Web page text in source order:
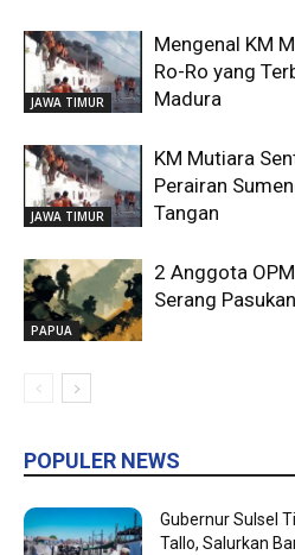
JAWA TIMUR
Mengenal KM
Ro-Ro yang
Madura
JAWA TIMUR
KM Mutiara
Perairan
Tangan
PAPUA
2 Anggota
Serang
POPULER NEWS
Gubernur Sulsel
Tallo, Salurkan